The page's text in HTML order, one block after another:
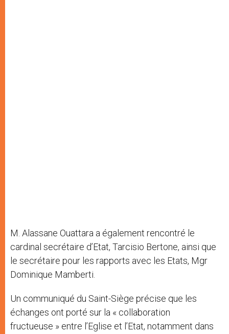
M. Alassane Ouattara a également rencontré le
cardinal secrétaire d’Etat, Tarcisio Bertone, ainsi que
le secrétaire pour les rapports avec les Etats, Mgr
Dominique Mamberti.
Un communiqué du Saint-Siège précise que les
échanges ont porté sur la « collaboration
fructueuse » entre l’Eglise et l’Etat, notamment dans